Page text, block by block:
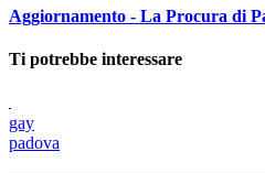
Aggiornamento - La Procura di
Ti potrebbe interessare
gay
padova